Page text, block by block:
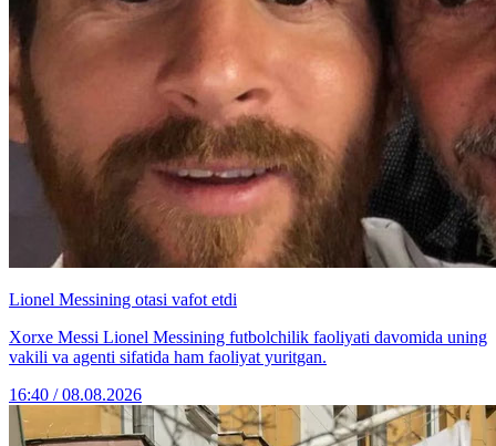
Lionel Messining otasi vafot etdi
Xorxe Messi Lionel Messining futbolchilik faoliyati davomida uning
vakili va agenti sifatida ham faoliyat yuritgan.
16:40 / 08.08.2026